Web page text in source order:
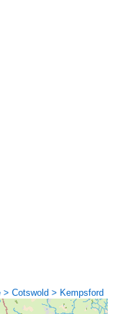
Cotswold > Kempsford